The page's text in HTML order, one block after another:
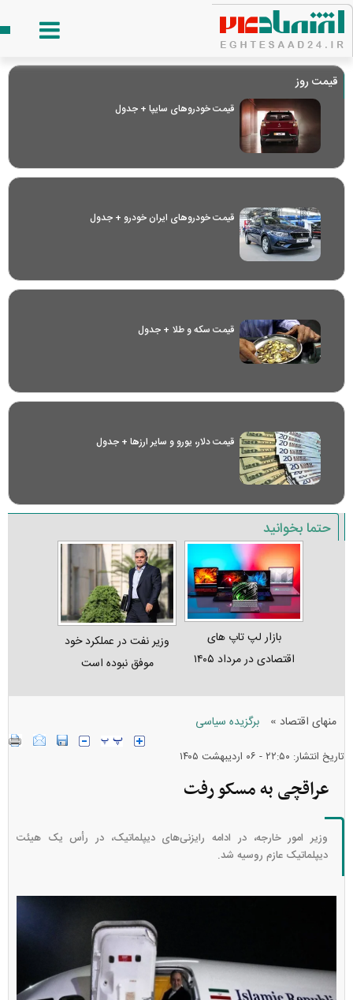
قیمت روز
قیمت خودرو‌های سایپا + جدول
قیمت خودرو‌های ایران خودرو + جدول
قیمت سکه و طلا + جدول
قیمت دلار، یورو و سایر ارز‌ها + جدول
حتما بخوانید
بازار لپ‌ تاپ‌ های
اقتصادی در مرداد ۱۴۰۵
وزیر نفت در عملکرد خود
موفق نبوده است
منهای اقتصاد » برگزیده سیاسی
تاریخ انتشار: ۲۲:۵۰ - ۰۶ ارديبهشت ۱۴۰۵
عراقچی به مسکو رفت
وزیر امور خارجه، در ادامه رایزنی‌های دیپلماتیک، در رأس یک هیئت
دیپلماتیک عازم روسیه شد.